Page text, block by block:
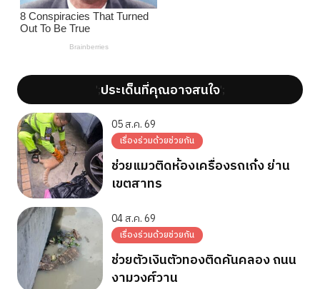
';ประเด็นที่คุณอาจสนใจ';
05 ส.ค. 69
เรื่องร่วมด้วยช่วยกัน
ช่วยแมวติดห้องเครื่องรถเก๋ง ย่าน
เขตสาทร
04 ส.ค. 69
เรื่องร่วมด้วยช่วยกัน
ช่วยตัวเงินตัวทองติดคันคลอง ถนน
งามวงศ์วาน